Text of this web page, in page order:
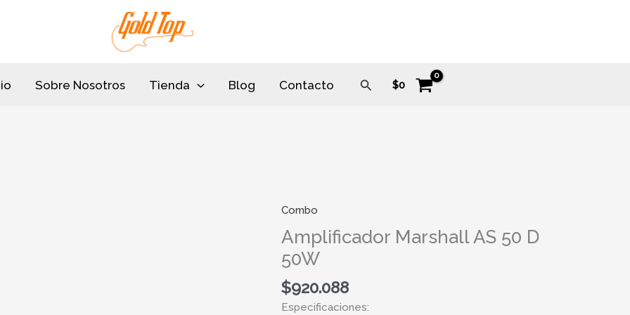
Sobre Nosotros Tienda Blog Contacto Buscar
$0
Combo
Amplificador Marshall AS 50 D
50W
$920.088
Especificaciones:
Amplificador
Marshall
AS
50
D
50W